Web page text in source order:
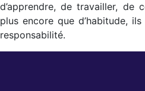
d’apprendre, de travailler, de
plus encore que d’habitude,
responsabilité.